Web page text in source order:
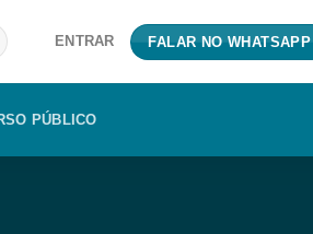
ENTRAR FALAR NO WHATSAPP
PÚBLICO